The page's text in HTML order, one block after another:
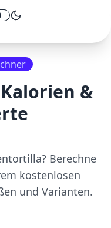
umschalten
&
? Berechne
kostenlosen
und Varianten.